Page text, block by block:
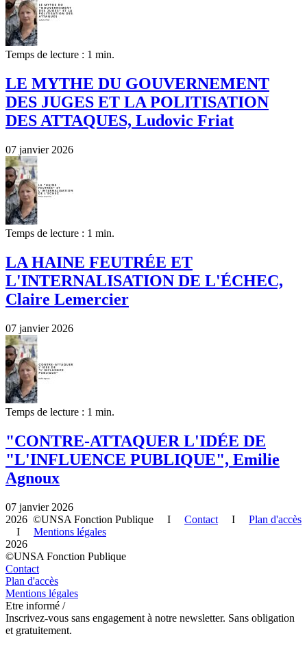
Temps de lecture : 1 min.
LE MYTHE DU GOUVERNEMENT
DES JUGES ET LA POLITISATION
DES ATTAQUES, Ludovic Friat
07 janvier 2026
Temps de lecture : 1 min.
LA HAINE FEUTRÉE ET
L'INTERNALISATION DE L'ÉCHEC,
Claire Lemercier
07 janvier 2026
Temps de lecture : 1 min.
"CONTRE-ATTAQUER L'IDÉE DE
"L'INFLUENCE PUBLIQUE", Emilie
Agnoux
07 janvier 2026
2026 ©UNSA Fonction Publique I Contact I Plan d'accès
I Mentions légales
2026
©UNSA Fonction Publique
Contact
Plan d'accès
Mentions légales
Etre informé /
Inscrivez-vous sans engagement à notre newsletter. Sans obligation
et gratuitement.